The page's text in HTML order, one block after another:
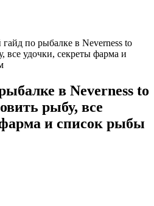
по рыбалке в Neverness to
все удочки, секреты фарма и
в Neverness to
рыбу, все
и список рыбы